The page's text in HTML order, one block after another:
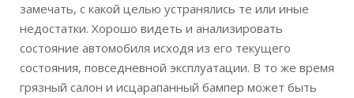
замечать, с какой целью устранялись те или иные
недостатки. Хорошо видеть и анализировать
состояние автомобиля исходя из его текущего
состояния, повседневной эксплуатации. В то же время
грязный салон и исцарапанный бампер может быть